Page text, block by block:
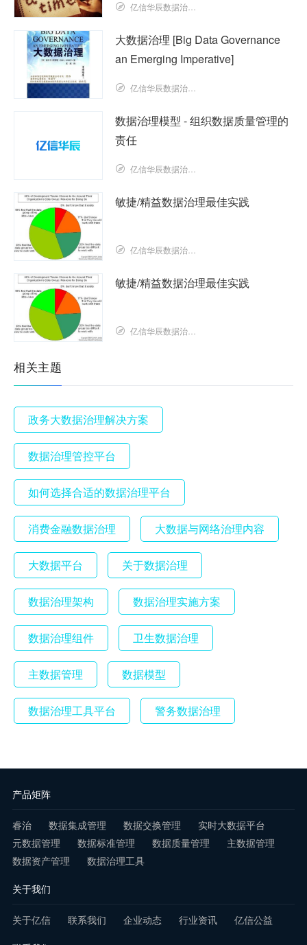
亿信华辰数据治理研究院
大数据治理 [Big Data Governance
an Emerging Imperative]
亿信华辰数据治理研究院
数据治理模型 - 组织数据质量管理的
责任
亿信华辰数据治理研究院
敏捷/精益数据治理最佳实践
亿信华辰数据治理研究院
敏捷/精益数据治理最佳实践
亿信华辰数据治理研究院
相关主题
政务大数据治理解决方案
数据治理管控平台
如何选择合适的数据治理平台
消费金融数据治理 大数据与网络治理内容
大数据平台 关于数据治理
数据治理架构 数据治理实施方案
数据治理组件 卫生数据治理
主数据管理 数据模型
数据治理工具平台 警务数据治理
产品矩阵
睿治 数据集成管理 数据交换管理
实时大数据平台
元数据管理
数据标准管理 数据质量管理
主数据管理
数据资产管理
数据治理工具
关于我们
关于亿信 联系我们 企业动态 行业资讯 亿信公益